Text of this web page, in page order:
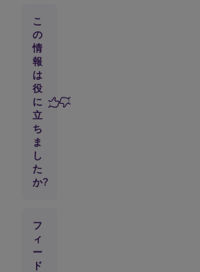
ラ
ー
を
使
用
し
て
イ
ン
ス
ト
ー
ル
お
よ
成
す
る
こ
の
情
報
は
役
に
立
ち
ま
し
た
か?
フ
ィ
ー
ド